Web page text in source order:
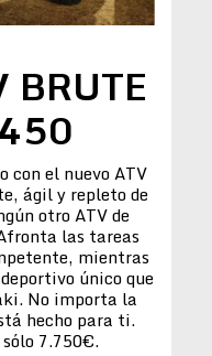
BRUTE
con el nuevo ATV
ágil y repleto de
otro ATV de
las tareas
mientras
único que
No importa la
hecho para ti.
7.750€.